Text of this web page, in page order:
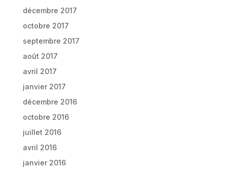
décembre 2017
octobre 2017
septembre 2017
août 2017
avril 2017
janvier 2017
décembre 2016
octobre 2016
juillet 2016
avril 2016
janvier 2016